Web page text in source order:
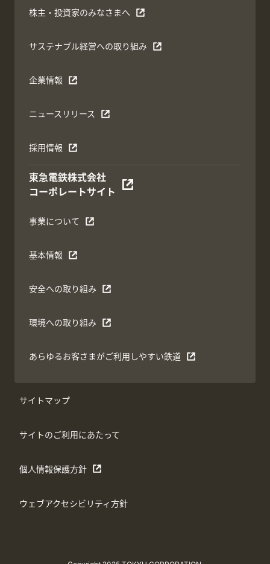
株主・投資家のみなさまへ
サステナブル経営への取り組み
企業情報
ニュースリリース
採用情報
東急電鉄株式会社
コーポレートサイト
事業について
基本情報
安全への取り組み
環境への取り組み
あらゆるお客さまがご利用しやすい鉄道
サイトマップ
サイトのご利用にあたって
個人情報保護方針
ウェブアクセシビリティ方針